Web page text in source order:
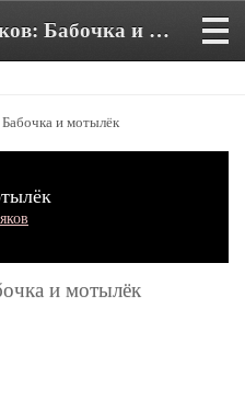
Владимир Пресняков: Бабочка и мотылёк. Аккорды и текст песни
Бабочка и мотылёк
и мотылёк